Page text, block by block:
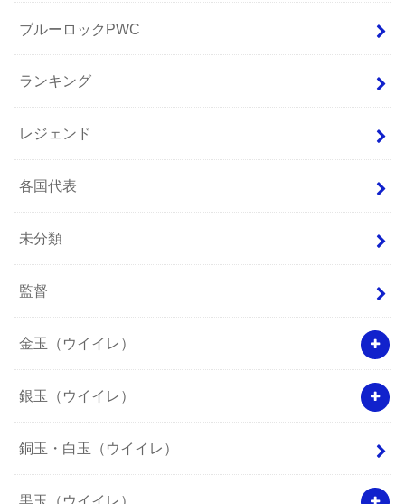
ブルーロックPWC
ランキング
レジェンド
各国代表
未分類
監督
金玉（ウイイレ）
銀玉（ウイイレ）
銅玉・白玉（ウイイレ）
黒玉（ウイイレ）